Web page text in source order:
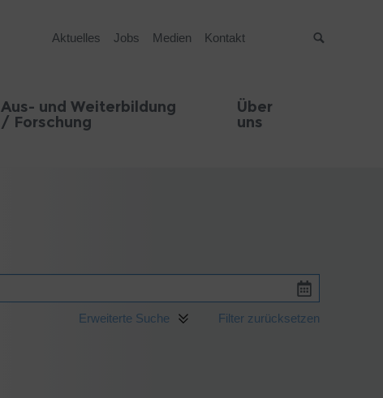
Aktuelles Jobs Medien Kontakt
Aus- und Weiterbildung
/ Forschung
Über
uns
Erweiterte Suche Filter zurücksetzen